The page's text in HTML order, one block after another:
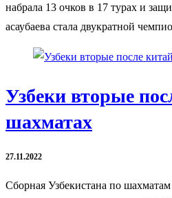
набрала 13 очков в 17 турах и
асаубаева стала двукратной
Узбеки вторые
шахматах
27.11.2022
Сборная Узбекистана по шахматам